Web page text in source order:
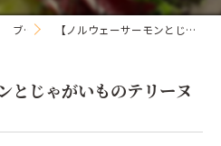
ブログ 【ノルウェーサーモンとじゃがいものテリーヌ ウイキョウのサラ...
とじゃがいものテリーヌ